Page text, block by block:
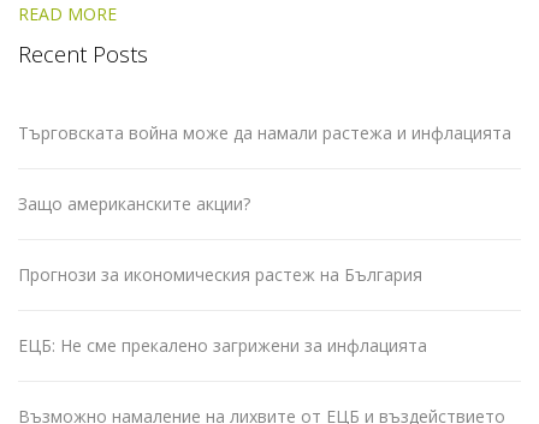
READ MORE
Recent Posts
Търговската война може да намали растежа и инфлацията
Защо американските акции?
Прогнози за икономическия растеж на България
ЕЦБ: Не сме прекалено загрижени за инфлацията
Възможно намаление на лихвите от ЕЦБ и въздействието